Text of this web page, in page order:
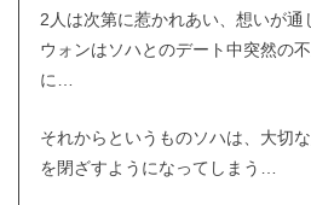
2人は次第に惹かれあい、想いが通
ウォンはソハとのデート中突然の
に…
それからというものソハは、大切
を閉ざすようになってしまう…